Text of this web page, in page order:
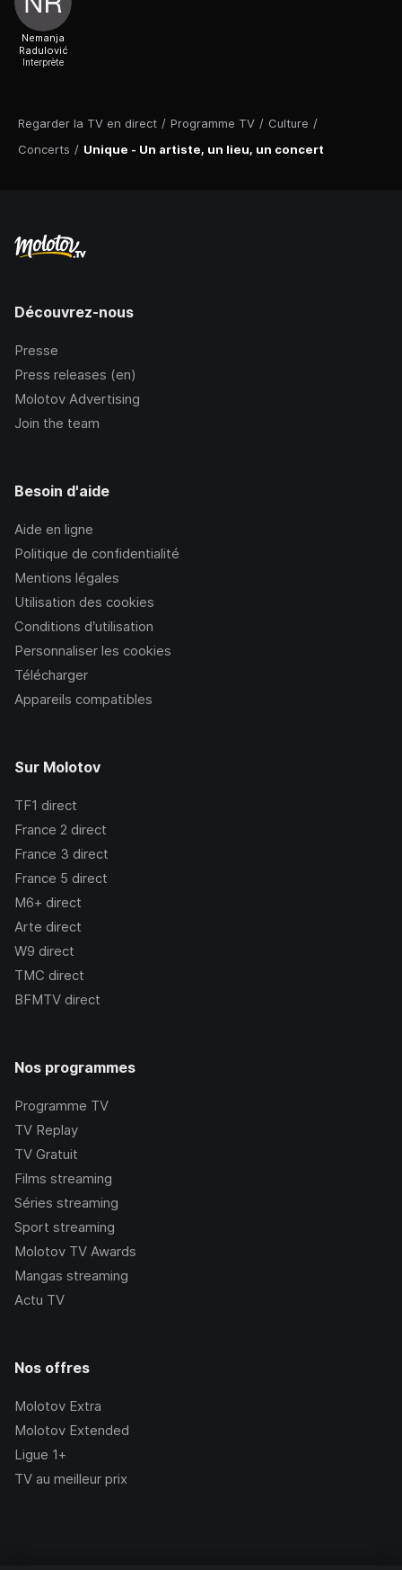
Regarder la TV en direct / Programme TV / Culture /
Concerts / Unique - Un artiste, un lieu, un concert
Nemanja
Radulović
Interprète
Découvrez-nous
Presse
Press releases (en)
Molotov Advertising
Join the team
Besoin d'aide
Aide en ligne
Politique de confidentialité
Mentions légales
Utilisation des cookies
Conditions d’utilisation
Personnaliser les cookies
Télécharger
Appareils compatibles
Sur Molotov
TF1 direct
France 2 direct
France 3 direct
France 5 direct
M6+ direct
Arte direct
W9 direct
TMC direct
BFMTV direct
Nos programmes
Programme TV
TV Replay
TV Gratuit
Films streaming
Séries streaming
Sport streaming
Molotov TV Awards
Mangas streaming
Actu TV
Nos offres
Molotov Extra
Molotov Extended
Ligue 1+
TV au meilleur prix